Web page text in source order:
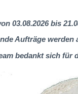
03.08.2026 bis
Aufträge
bedankt sich für